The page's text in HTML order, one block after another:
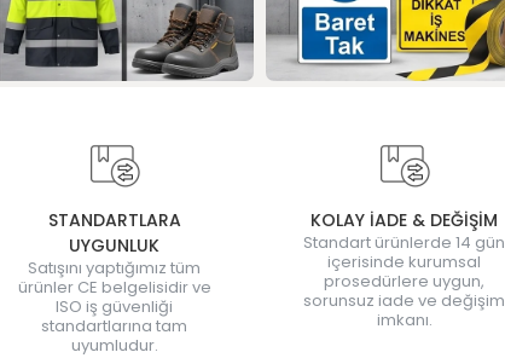
STANDARTLARA
UYGUNLUK
Satışını yaptığımız tüm
ürünler CE belgelisidir ve
ISO iş güvenliği
standartlarına tam
uyumludur.
KOLAY İADE & DEĞİŞİM
Standart ürünlerde 14 gün
içerisinde kurumsal
prosedürlere uygun,
sorunsuz iade ve değişim
imkanı.